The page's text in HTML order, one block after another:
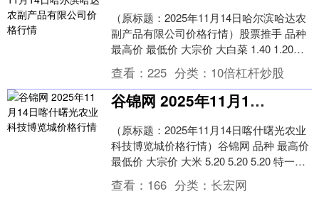
（原标题：2025年11月14日哈尔滨哈达农
副产品有限公司价格行情）股票推手 品种
最高价 最低价 大宗价 大白菜 1.40 1.20
1.30 油菜 8.00....
查看： 225 分类： 10倍杠杆炒股
谷锦网 2025年11月14日喀什曙光农业科技博览城价格行情
（原标题：2025年11月14日喀什曙光农业
科技博览城价格行情）谷锦网 品种 最高价
最低价 大宗价 大米 5.20 5.20 5.20 特一粉
3.72 3.....
查看： 166 分类： 长宏网